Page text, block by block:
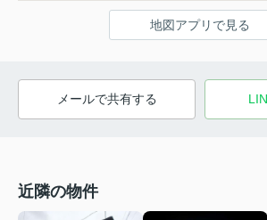
地図アプリで見る
メールで共有する
近隣の物件